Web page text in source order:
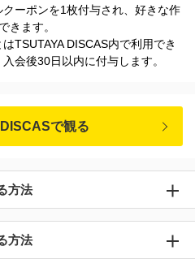
クーポンを1枚付与され、好きな作
きます。
TSUTAYA DISCAS内で利用でき
会後30日以内に付与します。
で観る
方法
方法